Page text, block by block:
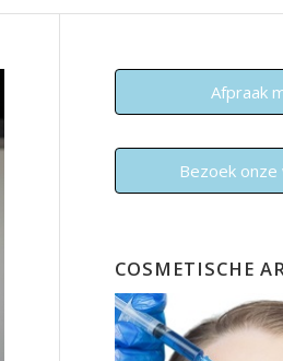
Afpraak
Bezoek
COSMETISCHE